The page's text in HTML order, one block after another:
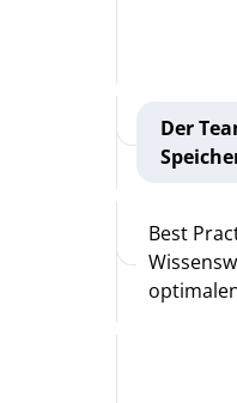
Der
Best